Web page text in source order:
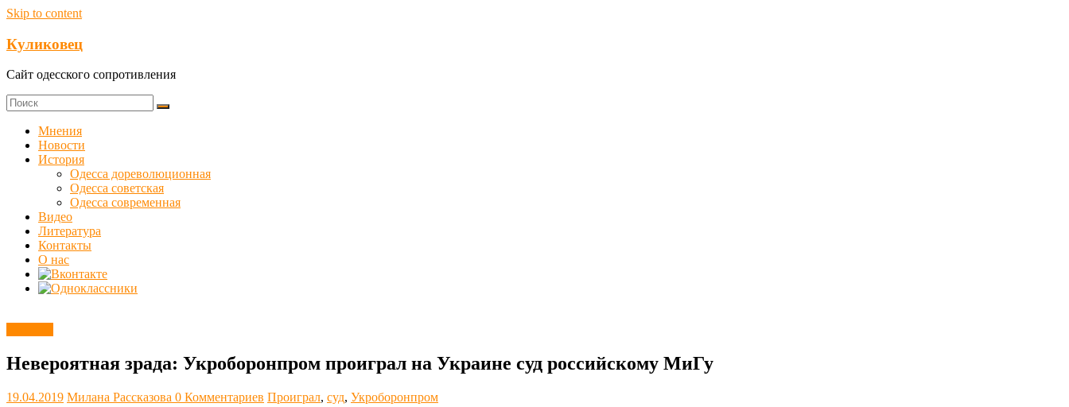
Skip to content
Куликовец
Сайт одесского сопротивления
Мнения
Новости
История
Одесса дореволюционная
Одесса советская
Одесса современная
Видео
Литература
Контакты
О нас
Невероятная зрада: Укроборонпром проиграл на Украине суд российскому МиГу
19.04.2019 Милана Рассказова 0 Комментариев Проиграл, суд, Укроборонпром